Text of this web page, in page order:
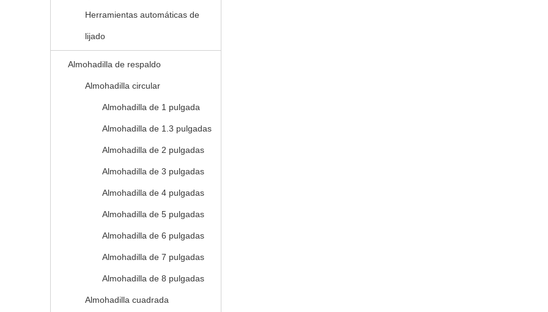
Herramientas automáticas de
lijado
Almohadilla de respaldo
Almohadilla circular
Almohadilla de 1 pulgada
Almohadilla de 1.3 pulgadas
Almohadilla de 2 pulgadas
Almohadilla de 3 pulgadas
Almohadilla de 4 pulgadas
Almohadilla de 5 pulgadas
Almohadilla de 6 pulgadas
Almohadilla de 7 pulgadas
Almohadilla de 8 pulgadas
Almohadilla cuadrada